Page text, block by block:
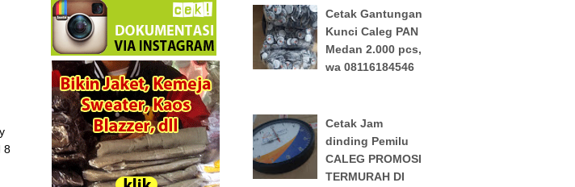
8
Cetak Gantungan
Kunci Caleg PAN
Medan 2.000 pcs,
wa 08116184546
Cetak Jam
dinding Pemilu
CALEG PROMOSI
TERMURAH DI